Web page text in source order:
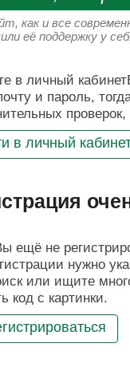
как и все
её поддержку у
в личный
и пароль,
в личный
ещё не
нужно
или ищите
код с картинки.